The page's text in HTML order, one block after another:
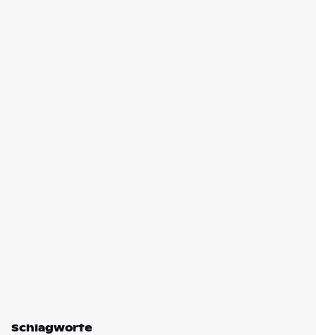
Schlagworte